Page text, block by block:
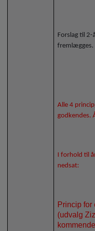
Forslag til
fremlægges.
Alle 4
godkendes.
I forhold til
nedsat:
Princip
(udvalg